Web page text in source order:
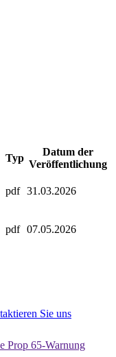
Typ
Datum der
Veröffentlichung
pdf 31.03.2026
pdf 07.05.2026
Sie uns
Prop 65-Warnung